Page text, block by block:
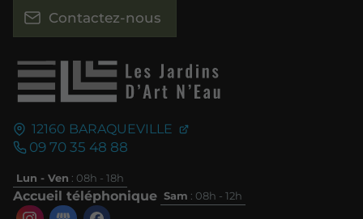
12160 BARAQUEVILLE
09 70 35 48 88
Lun - Ven : 08h - 18h
Accueil téléphonique Sam : 08h - 12h
Contactez-nous